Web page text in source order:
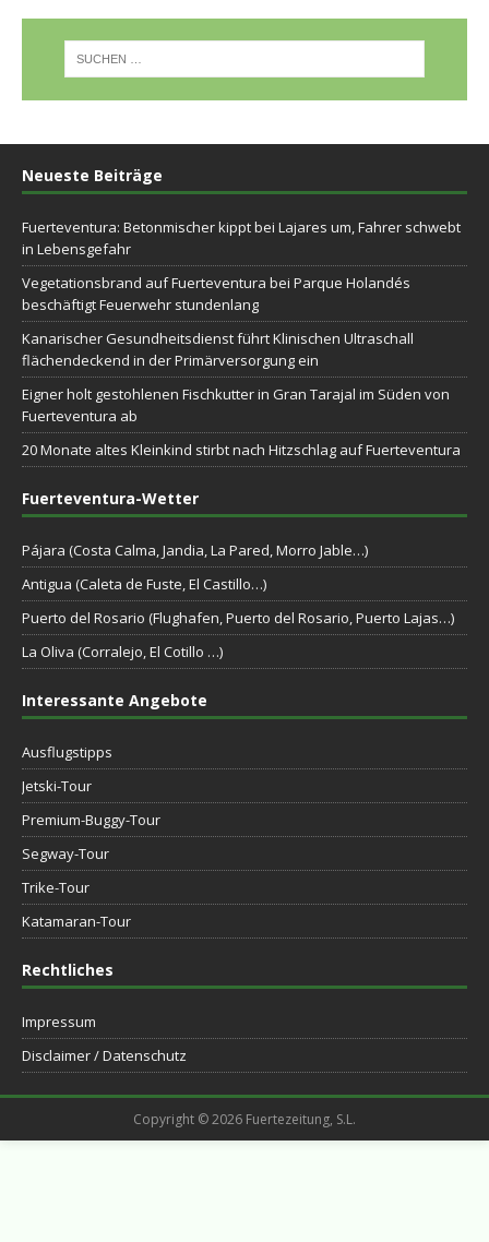
Neueste Beiträge
Fuerteventura: Betonmischer kippt bei Lajares um, Fahrer schwebt
in Lebensgefahr
Vegetationsbrand auf Fuerteventura bei Parque Holandés
beschäftigt Feuerwehr stundenlang
Kanarischer Gesundheitsdienst führt Klinischen Ultraschall
flächendeckend in der Primärversorgung ein
Eigner holt gestohlenen Fischkutter in Gran Tarajal im Süden von
Fuerteventura ab
20 Monate altes Kleinkind stirbt nach Hitzschlag auf Fuerteventura
Fuerteventura-Wetter
Pájara (Costa Calma, Jandia, La Pared, Morro Jable…)
Antigua (Caleta de Fuste, El Castillo…)
Puerto del Rosario (Flughafen, Puerto del Rosario, Puerto Lajas…)
La Oliva (Corralejo, El Cotillo …)
Interessante Angebote
Ausflugstipps
Jetski-Tour
Premium-Buggy-Tour
Segway-Tour
Trike-Tour
Katamaran-Tour
Rechtliches
Impressum
Disclaimer / Datenschutz
Copyright © 2026 Fuertezeitung, S.L.